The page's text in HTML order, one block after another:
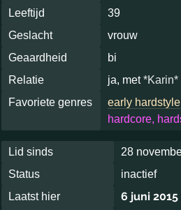
Leeftijd
39
Geslacht
vrouw
Geaardheid
bi
Relatie
ja, met*Karin*
Favoriete genres
early hardstyle
hardcore,
Lid sinds
28
Status
inactief
Laatst hier
6 juni 2015